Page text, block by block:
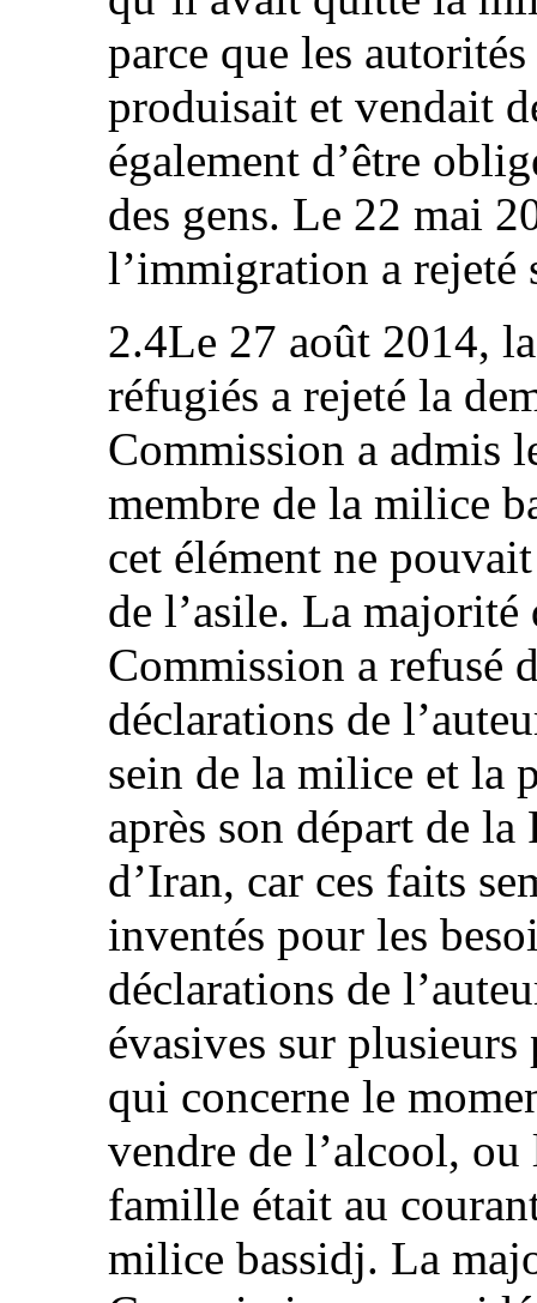
parce que les
produisait et vendait
également d’être
des gens. Le 22 mai
l’immigration a rejeté
2.4Le 27 août 2014,
réfugiés a rejeté la
Commission a admis
membre de la milice
cet élément ne
de l’asile. La majorité
Commission a refusé
déclarations de
sein de la milice et la
après son départ de
d’Iran, car ces faits
inventés pour les
déclarations de
évasives sur
qui concerne le
vendre de l’alcool,
famille était au
milice bassidj. La